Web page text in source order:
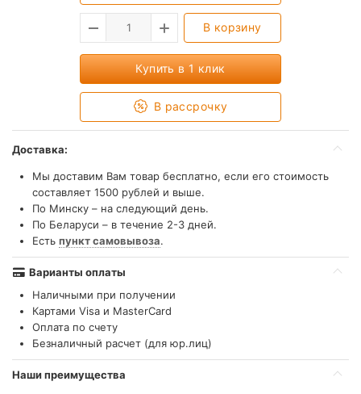
В корзину
Купить в 1 клик
В рассрочку
Доставка:
Мы доставим Вам товар бесплатно, если его стоимость
составляет 1500 рублей и выше.
По Минску – на следующий день.
По Беларуси – в течение 2-3 дней.
Есть пункт самовывоза.
Варианты оплаты
Наличными при получении
Картами Visa и MasterCard
Оплата по счету
Безналичный расчет (для юр.лиц)
Наши преимущества